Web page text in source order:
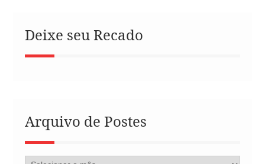
Deixe seu Recado
Arquivo de Postes
Arquivo